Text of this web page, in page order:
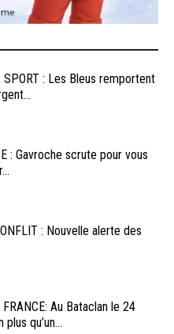
SPORT : Les Bleus remportent
: Gavroche scrute pour vous
: Nouvelle alerte des
Au Bataclan le 24
qu’un...